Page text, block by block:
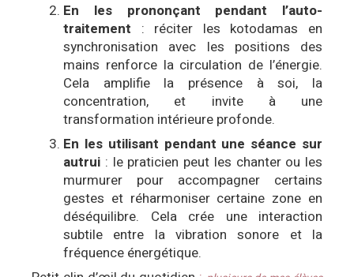
En les prononçant pendant l’auto-
traitement : réciter les kotodamas en
synchronisation avec les positions des
mains renforce la circulation de l’énergie.
Cela amplifie la présence à soi, la
concentration, et invite à une
transformation intérieure profonde.
En les utilisant pendant une séance sur
autrui : le praticien peut les chanter ou les
murmurer pour accompagner certains
gestes et réharmoniser certaine zone en
déséquilibre. Cela crée une interaction
subtile entre la vibration sonore et la
fréquence énergétique.